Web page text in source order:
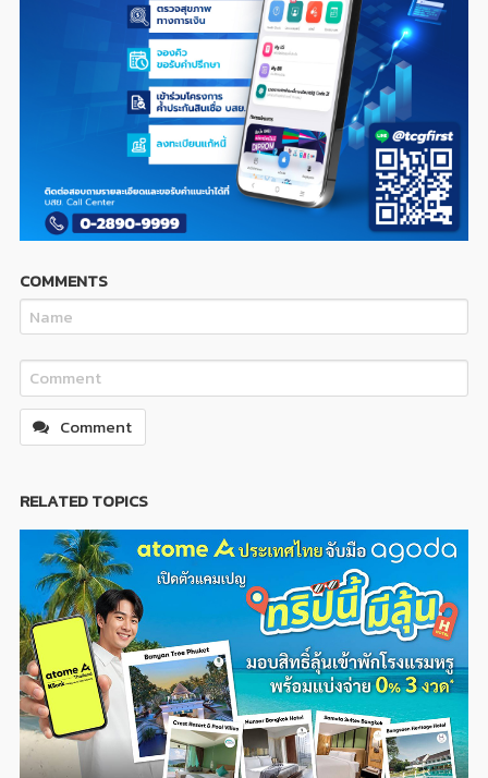
COMMENTS
Comment
RELATED TOPICS